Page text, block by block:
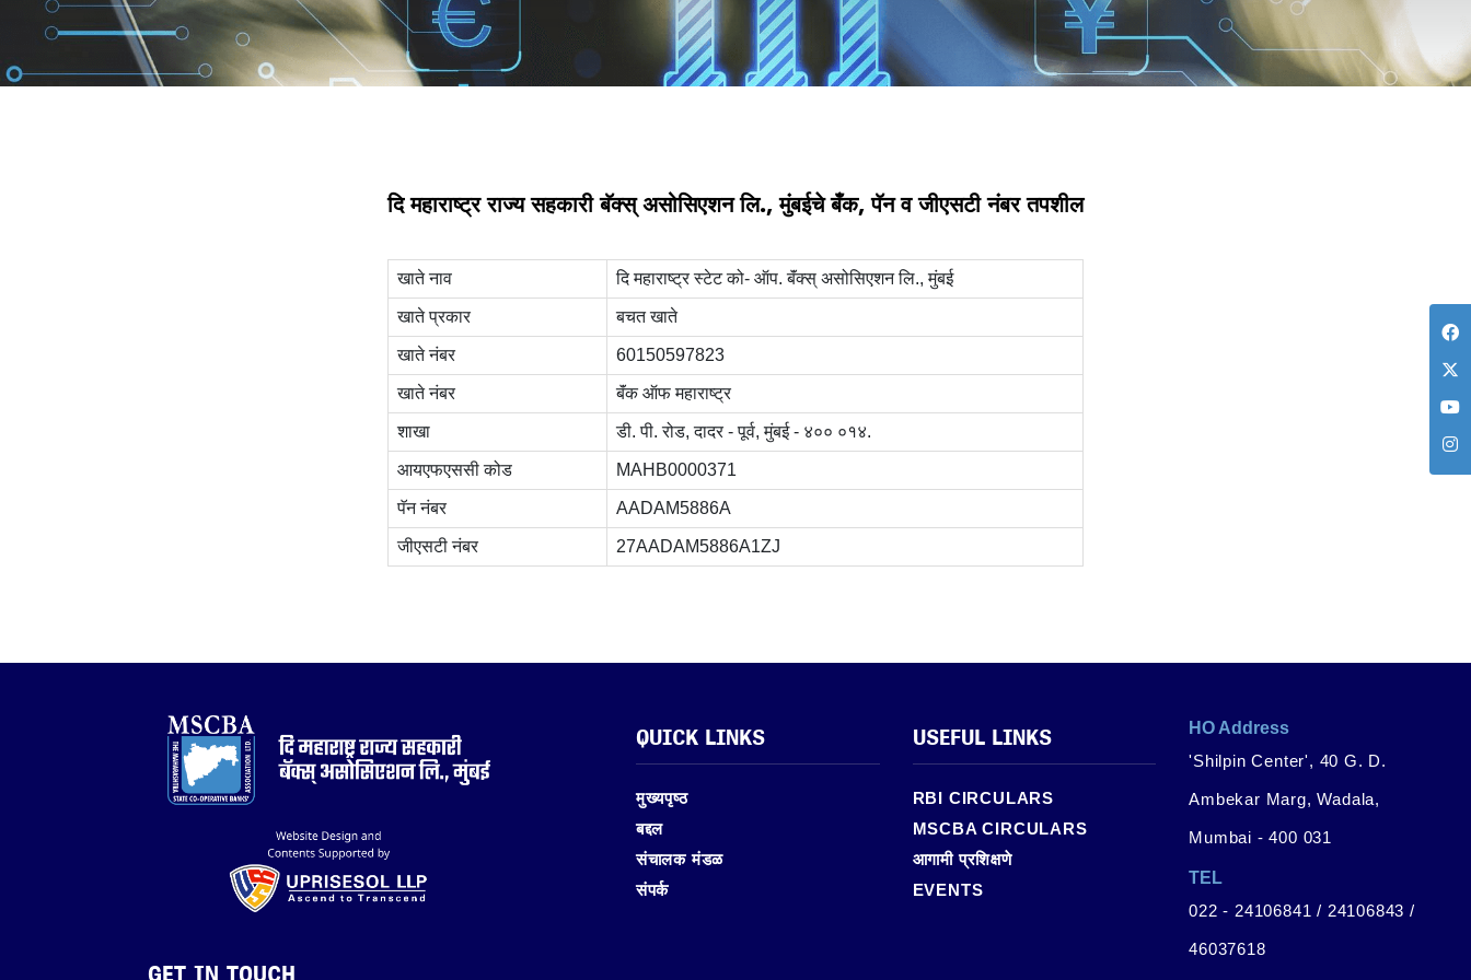
दि महाराष्ट्र राज्य सहकारी बॅक्स्‌ असोसिएशन लि., मुंबईचे बँक, पॅन व जीएसटी नंबर तपशील
खाते नाव दि महाराष्ट्र स्टेट को- ऑप. बॅंक्स्‌ असोसिएशन लि., मुंबई
खाते प्रकार बचत खाते
खाते नंबर 60150597823
खाते नंबर बॅंक ऑफ महाराष्ट्र
शाखा डी. पी. रोड, दादर - पूर्व, मुंबई - ४०० ०१४.
आयएफएससी कोड MAHB0000371
पॅन नंबर AADAM5886A
जीएसटी नंबर 27AADAM5886A1ZJ
GET IN TOUCH
QUICK LINKS
मुख्यपृष्ठ
बद्दल
संचालक मंडळ
संपर्क
USEFUL LINKS
RBI CIRCULARS
MSCBA CIRCULARS
आगामी प्रशिक्षणे
EVENTS
HO Address
'Shilpin Center', 40 G. D.
Ambekar Marg, Wadala,
Mumbai - 400 031
TEL
022 - 24106841 / 24106843 /
46037618